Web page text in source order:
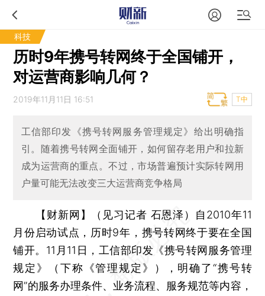
科技
历时9年携号转网终于全国铺开，
对运营商影响几何？
2019年11月11日 16:51 T中
工信部印发《携号转网服务管理规定》给出明确指
引。随着携号转网全面铺开，如何留存老用户和拉新
成为运营商的重点。不过，市场普遍预计实际转网用
户量可能无法改变三大运营商竞争格局
【财新网】（见习记者 石恩泽） 自2010年11
月份启动试点，历时9年，携号转网终于要在全国
铺开。11月11日，工信部印发《携号转网服务管理
规定》（下称《管理规定》），明确了“携号转
网”的服务办理条件、业务流程、服务规范等内容，